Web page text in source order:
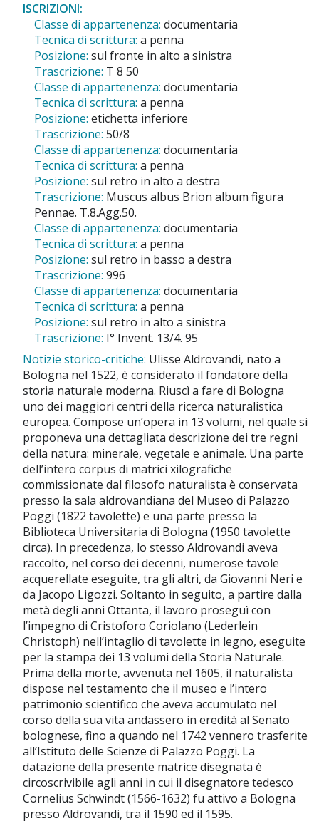
ISCRIZIONI:
Classe di appartenenza: documentaria
Tecnica di scrittura: a penna
Posizione: sul fronte in alto a sinistra
Trascrizione: T 8 50
Classe di appartenenza: documentaria
Tecnica di scrittura: a penna
Posizione: etichetta inferiore
Trascrizione: 50/8
Classe di appartenenza: documentaria
Tecnica di scrittura: a penna
Posizione: sul retro in alto a destra
Trascrizione: Muscus albus Brion album figura
Pennae. T.8.Agg.50.
Classe di appartenenza: documentaria
Tecnica di scrittura: a penna
Posizione: sul retro in basso a destra
Trascrizione: 996
Classe di appartenenza: documentaria
Tecnica di scrittura: a penna
Posizione: sul retro in alto a sinistra
Trascrizione: I° Invent. 13/4. 95
Notizie storico-critiche: Ulisse Aldrovandi, nato a
Bologna nel 1522, è considerato il fondatore della
storia naturale moderna. Riuscì a fare di Bologna
uno dei maggiori centri della ricerca naturalistica
europea. Compose un’opera in 13 volumi, nel quale si
proponeva una dettagliata descrizione dei tre regni
della natura: minerale, vegetale e animale. Una parte
dell’intero corpus di matrici xilografiche
commissionate dal filosofo naturalista è conservata
presso la sala aldrovandiana del Museo di Palazzo
Poggi (1822 tavolette) e una parte presso la
Biblioteca Universitaria di Bologna (1950 tavolette
circa). In precedenza, lo stesso Aldrovandi aveva
raccolto, nel corso dei decenni, numerose tavole
acquerellate eseguite, tra gli altri, da Giovanni Neri e
da Jacopo Ligozzi. Soltanto in seguito, a partire dalla
metà degli anni Ottanta, il lavoro proseguì con
l’impegno di Cristoforo Coriolano (Lederlein
Christoph) nell’intaglio di tavolette in legno, eseguite
per la stampa dei 13 volumi della Storia Naturale.
Prima della morte, avvenuta nel 1605, il naturalista
dispose nel testamento che il museo e l’intero
patrimonio scientifico che aveva accumulato nel
corso della sua vita andassero in eredità al Senato
bolognese, fino a quando nel 1742 vennero trasferite
all’Istituto delle Scienze di Palazzo Poggi. La
datazione della presente matrice disegnata è
circoscrivibile agli anni in cui il disegnatore tedesco
Cornelius Schwindt (1566-1632) fu attivo a Bologna
presso Aldrovandi, tra il 1590 ed il 1595.